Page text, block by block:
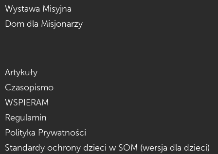
Wystawa Misyjna
Dom dla Misjonarzy
Artykuły
Czasopismo
WSPIERAM
Regulamin
Polityka Prywatności
Standardy ochrony dzieci w SOM (wersja dla dzieci)